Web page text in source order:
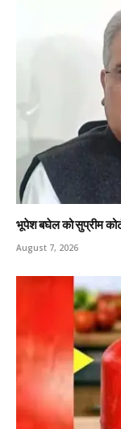
भूपेश बघेल को सुप्रीम
August 7, 2026